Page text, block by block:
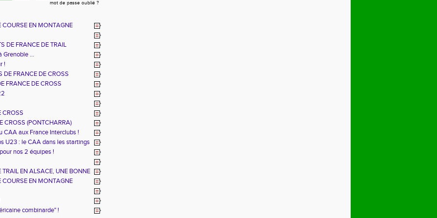
mot de passe oublié ?
EN MONTAGNE
DE FRANCE DE TRAIL
Grenoble ...
!
DE FRANCE DE CROSS
FRANCE DE CROSS
CROSS
CROSS (PONTCHARRA)
CAA aux France Interclubs !
U23 : le CAA dans les startings
nos 2 équipes !
EN ALSACE, UNE BONNE
EN MONTAGNE
combinarde" !